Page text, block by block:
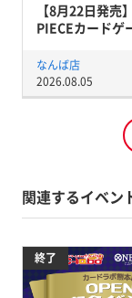
【8月22日発売
PIECEカードゲ
なんば店
2026.08.05
関連するイベン
終了